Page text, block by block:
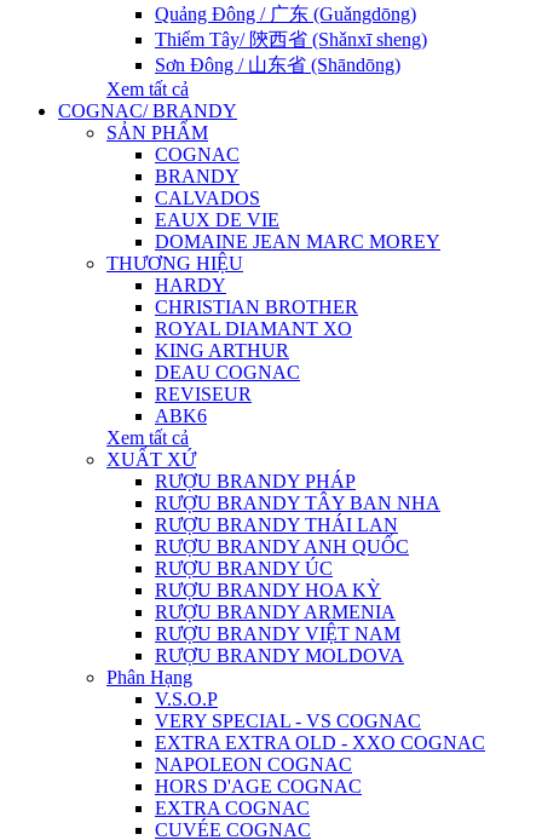
Quảng Đông / 广东 (Guǎngdōng)
Thiểm Tây/ 陝西省 (Shǎnxī sheng)
Sơn Đông / 山东省 (Shāndōng)
Xem tất cả
COGNAC/ BRANDY
SẢN PHẨM
COGNAC
BRANDY
CALVADOS
EAUX DE VIE
DOMAINE JEAN MARC MOREY
THƯƠNG HIỆU
HARDY
CHRISTIAN BROTHER
ROYAL DIAMANT XO
KING ARTHUR
DEAU COGNAC
REVISEUR
ABK6
Xem tất cả
XUẤT XỨ
RƯỢU BRANDY PHÁP
RƯỢU BRANDY TÂY BAN NHA
RƯỢU BRANDY THÁI LAN
RƯỢU BRANDY ANH QUỐC
RƯỢU BRANDY ÚC
RƯỢU BRANDY HOA KỲ
RƯỢU BRANDY ARMENIA
RƯỢU BRANDY VIỆT NAM
RƯỢU BRANDY MOLDOVA
Phân Hạng
V.S.O.P
VERY SPECIAL - VS COGNAC
EXTRA EXTRA OLD - XXO COGNAC
NAPOLEON COGNAC
HORS D'AGE COGNAC
EXTRA COGNAC
CUVÉE COGNAC